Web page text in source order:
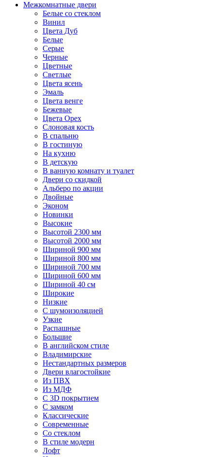
Межкомнатные двери
Белые со стеклом
Винил
Цвета Дуб
Белые
Серые
Черные
Цветные
Светлые
Цвета ясень
Эмаль
Цвета венге
Бежевые
Цвета Орех
Слоновая кость
В спальню
В гостиную
На кухню
В детскую
В ванную комнату и туалет
Двери со скидкой
Альберо по акции
Двойные
Эконом
Новинки
Высокие
Высотой 2300 мм
Высотой 2000 мм
Шириной 900 мм
Шириной 800 мм
Шириной 700 мм
Шириной 600 мм
Шириной 40 см
Широкие
Низкие
С шумоизоляцией
Узкие
Распашные
Большие
В английском стиле
Владимирские
Нестандартных размеров
Двери влагостойкие
Из ПВХ
Из МДФ
С 3D покрытием
С замком
Классические
Современные
Со стеклом
В стиле модерн
Лофт